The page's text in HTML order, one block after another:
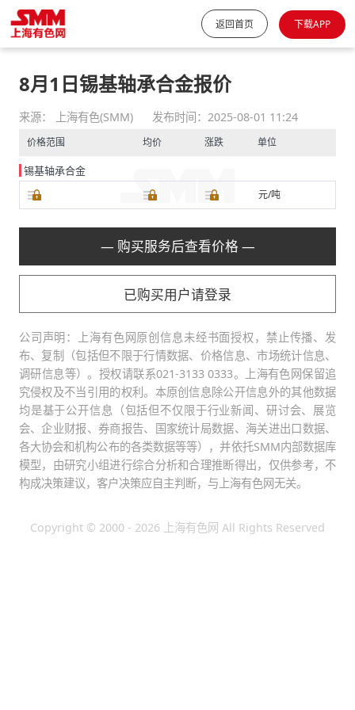
返回首页 下载APP
8月1日锡基轴承合金报价
来源： 上海有色(SMM) 发布时间：2025-08-01 11:24
价格范围 均价 涨跌 单位
锡基轴承合金
元/吨
— 购买服务后查看价格 —
已购买用户请登录
公司声明：上海有色网原创信息未经书面授权，禁止传播、发
布、复制（包括但不限于行情数据、价格信息、市场统计信息、
调研信息等）。授权请联系021-3133 0333。上海有色网保留追
究侵权及不当引用的权利。本原创信息除公开信息外的其他数据
均是基于公开信息（包括但不仅限于行业新闻、研讨会、展览
会、企业财报、券商报告、国家统计局数据、海关进出口数据、
各大协会和机构公布的各类数据等等），并依托SMM内部数据库
模型，由研究小组进行综合分析和合理推断得出，仅供参考，不
构成决策建议，客户决策应自主判断，与上海有色网无关。
Copyright © 2000 - 2026 上海有色网 All Rights Reserved